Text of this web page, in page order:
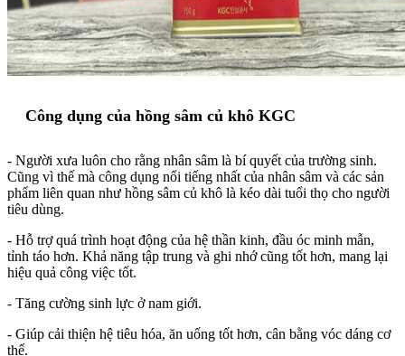
Công dụng của hồng sâm củ khô KGC
- Người xưa luôn cho rằng nhân sâm là bí quyết của trường sinh.
Cũng vì thế mà công dụng nổi tiếng nhất của nhân sâm và các sản
phẩm liên quan như hồng sâm củ khô là kéo dài tuổi thọ cho người
tiêu dùng.
- Hỗ trợ quá trình hoạt động của hệ thần kinh, đầu óc minh mẫn,
tỉnh táo hơn. Khả năng tập trung và ghi nhớ cũng tốt hơn, mang lại
hiệu quả công việc tốt.
- Tăng cường sinh lực ở nam giới.
- Giúp cải thiện hệ tiêu hóa, ăn uống tốt hơn, cân bằng vóc dáng cơ
thể.